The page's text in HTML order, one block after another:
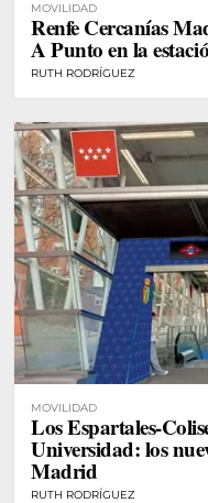
MOVILIDAD
Renfe Cercanías
A Punto en la
RUTH RODRÍGUEZ
MOVILIDAD
Los Espartales-
Universidad: los
Madrid
RUTH RODRÍGUEZ